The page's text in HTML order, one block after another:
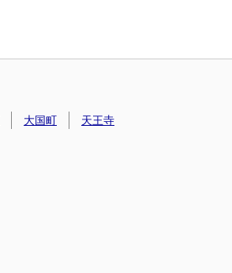
大国町
天王寺